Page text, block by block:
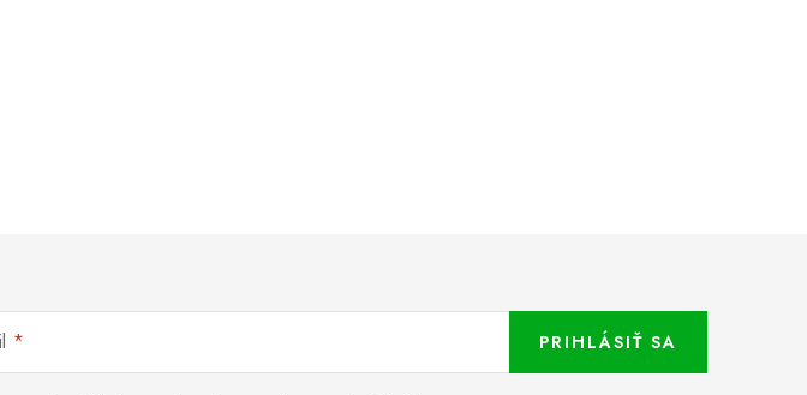
PRIHLÁSIŤ SA